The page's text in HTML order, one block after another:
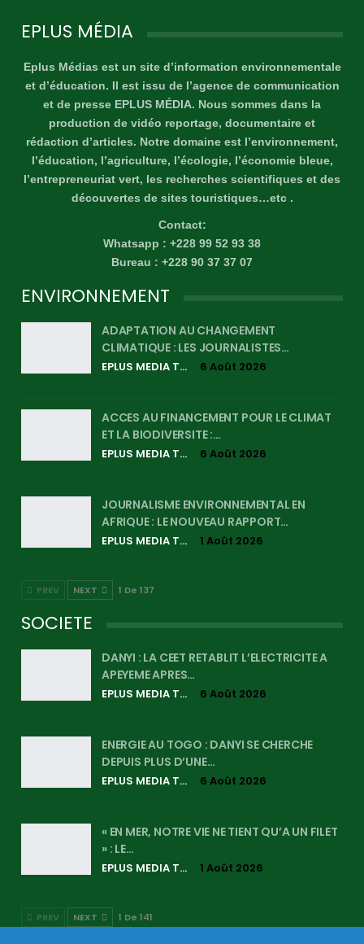
EPLUS MÉDIA
Eplus Médias est un site d’information environnementale
et d’éducation. Il est issu de l’agence de communication
et de presse EPLUS MÉDIA. Nous sommes dans la
production de vidéo reportage, documentaire et
rédaction d’articles. Notre domaine est l’environnement,
l’éducation, l’agriculture, l’écologie, l’économie bleue,
l’entrepreneuriat vert, les recherches scientifiques et des
découvertes de sites touristiques…etc .
Contact:
Whatsapp : +228 99 52 93 38
Bureau : +228 90 37 37 07
ENVIRONNEMENT
ADAPTATION AU CHANGEMENT
CLIMATIQUE : LES JOURNALISTES…
EPLUS MEDIA TV 6 Août 2026
ACCES AU FINANCEMENT POUR LE CLIMAT
ET LA BIODIVERSITE :…
EPLUS MEDIA TV 6 Août 2026
JOURNALISME ENVIRONNEMENTAL EN
AFRIQUE : LE NOUVEAU RAPPORT…
EPLUS MEDIA TV 1 Août 2026
PREV NEXT 1 De 137
SOCIETE
DANYI : LA CEET RETABLIT L’ELECTRICITE A
APEYEME APRES…
EPLUS MEDIA TV 6 Août 2026
ENERGIE AU TOGO : DANYI SE CHERCHE
DEPUIS PLUS D’UNE…
EPLUS MEDIA TV 6 Août 2026
« EN MER, NOTRE VIE NE TIENT QU’A UN FILET
» : LE…
EPLUS MEDIA TV 1 Août 2026
PREV NEXT 1 De 141